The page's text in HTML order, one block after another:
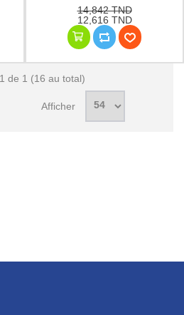
14,842 TND
12,616 TND
de 1 (16 au total)
Afficher